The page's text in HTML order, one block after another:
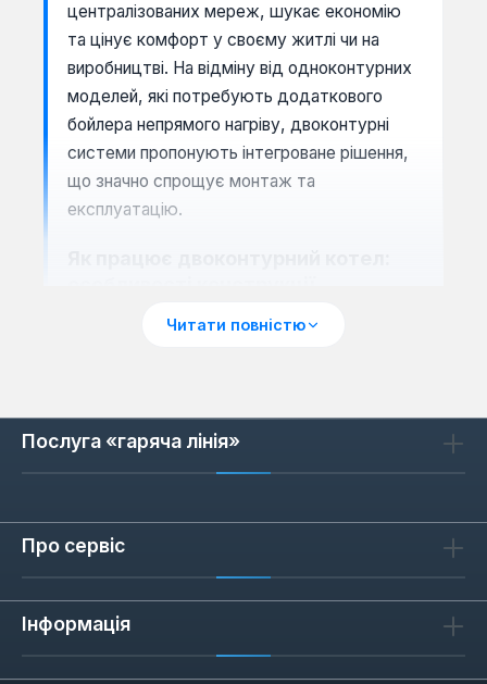
централізованих мереж, шукає економію
та цінує комфорт у своєму житлі чи на
виробництві. На відміну від одноконтурних
моделей, які потребують додаткового
бойлера непрямого нагріву, двоконтурні
системи пропонують інтегроване рішення,
що значно спрощує монтаж та
експлуатацію.
Основна відмінність двоконтурного
одночасно виконувати дві функції. Перший
радіаторів або теплої підлоги. Другий
контур призначений для миттєвого нагріву
проточної води, яка використовується для
душу, миття посуду та інших побутових
потреб. Така конструкція дозволяє значно
економити простір, оскільки відпадає
Читати повністю
Послуга «гаряча лінія»
Про сервіс
Інформація